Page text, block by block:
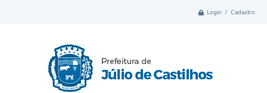
Login / Cadastro